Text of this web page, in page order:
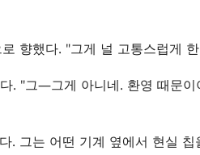
향했다. "그게 널 고통스럽게
. "그—그게 아니네. 환영 때문
. 그는 어떤 기계 옆에서 현실